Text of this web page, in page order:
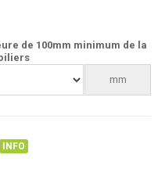
de 100mm minimum de la
mm
INFO